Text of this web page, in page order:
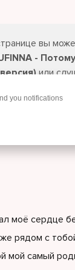
вы
-
или
моё сердце
рядом с
мой самый
you notifications